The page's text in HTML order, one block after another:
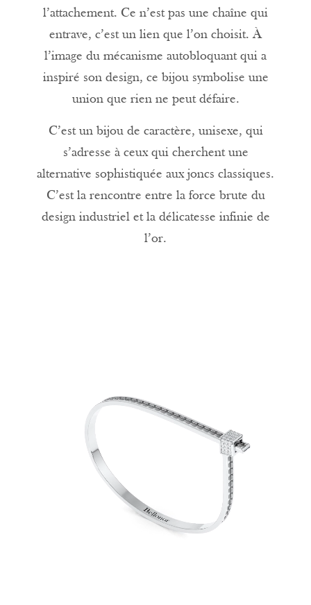
l’attachement. Ce n’est pas une chaîne qui
entrave, c’est un lien que l’on choisit. À
l’image du mécanisme autobloquant qui a
inspiré son design, ce bijou symbolise une
union que rien ne peut défaire.
C’est un bijou de caractère, unisexe, qui
s’adresse à ceux qui cherchent une
alternative sophistiquée aux joncs classiques.
C’est la rencontre entre la force brute du
design industriel et la délicatesse infinie de
l’or.